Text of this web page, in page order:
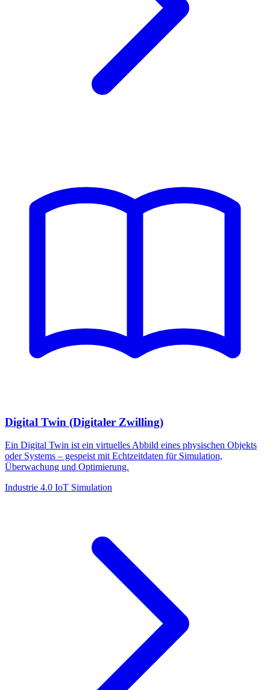
Digital Twin (Digitaler Zwilling)
Ein Digital Twin ist ein virtuelles Abbild eines physischen Objekts
oder Systems – gespeist mit Echtzeitdaten für Simulation,
Überwachung und Optimierung.
Industrie 4.0 IoT Simulation